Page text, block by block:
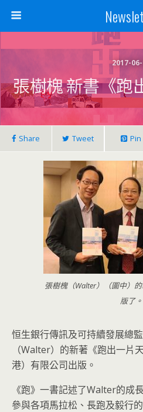
2017-
張樹槐 新書《跑
Share Tweet Pin
張樹槐（Walter）（圖中）
版了。
恒生銀行傳訊及可持續發展總
（Walter）的新著《跑出一片
港）有限公司出版。
《跑》一書記述了Walter的成
參與各項馬拉松、長跑及毅行